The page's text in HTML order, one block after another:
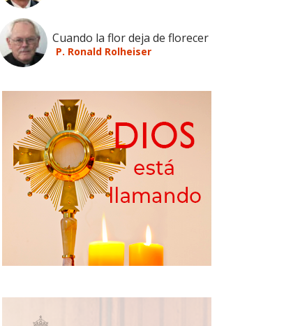
Cuando la flor deja de florecer
P. Ronald Rolheiser